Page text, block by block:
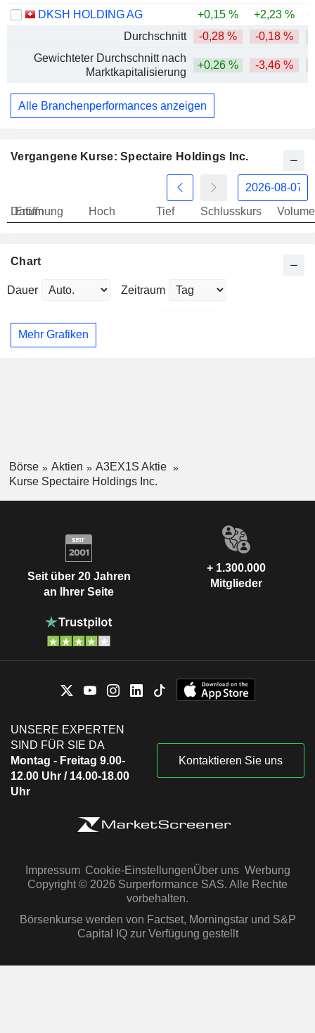
DKSH HOLDING AG
+0,15 % +2,23 %
Durchschnitt
-0,28 % -0,18 %
Gewichteter Durchschnitt nach
Marktkapitalisierung
+0,26 % -3,46 %
Alle Branchenperformances anzeigen
Vergangene Kurse: Spectaire Holdings Inc.
Datum
Eröffnung Hoch Tief Schlusskurs
Chart
Dauer Zeitraum
Mehr Grafiken
Börse Aktien
A3EX1S Aktie
Kurse Spectaire Holdings Inc.
Seit über 20 Jahren
an Ihrer Seite
+ 1.300.000
Mitglieder
UNSERE EXPERTEN
SIND FÜR SIE DA
Montag - Freitag 9.00-
12.00 Uhr / 14.00-18.00
Uhr
Kontaktieren Sie uns
Impressum Cookie-EinstellungenÜber uns Werbung
Copyright © 2026 Surperformance SAS. Alle Rechte
vorbehalten.
Börsenkurse werden von Factset, Morningstar und S&P
Capital IQ zur Verfügung gestellt